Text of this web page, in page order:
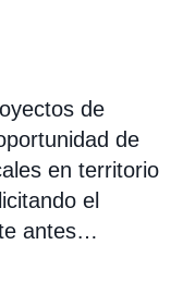
de
de
en territorio
el
antes…